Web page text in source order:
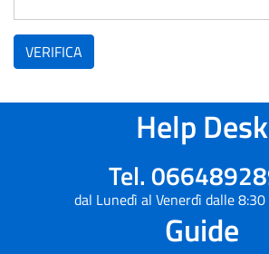
VERIFICA
Help Desk
Tel.
dal Lunedì al Venerdì dalle
Guide